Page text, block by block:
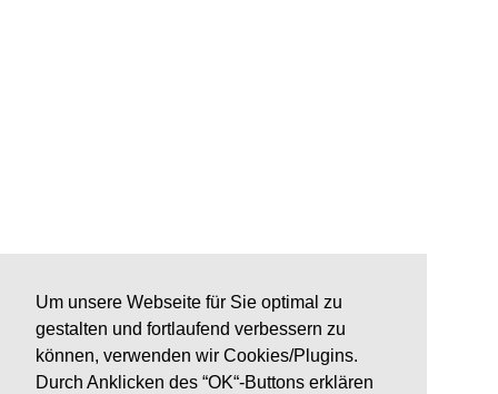
Um unsere Webseite für Sie optimal zu
gestalten und fortlaufend verbessern zu
können, verwenden wir Cookies/Plugins.
Durch Anklicken des “OK“-Buttons erklären